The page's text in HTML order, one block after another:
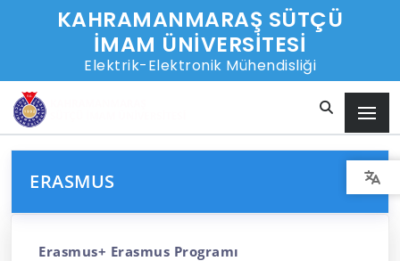
KAHRAMANMARAŞ SÜTÇÜ
İMAM ÜNİVERSİTESİ
Elektrik-Elektronik Mühendisliği
ERASMUS
Erasmus+ Erasmus Programı